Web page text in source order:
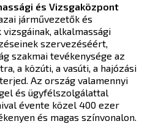
és Vizsgaközpont
járművezetők és
alkalmassági
szervezéséért,
szakmai tevékenysége az
a közúti, a vasúti, a hajózási
Az ország valamennyi
és ügyfélszolgálattal
évente közel 400 ezer
és magas színvonalon.